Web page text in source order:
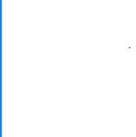
．